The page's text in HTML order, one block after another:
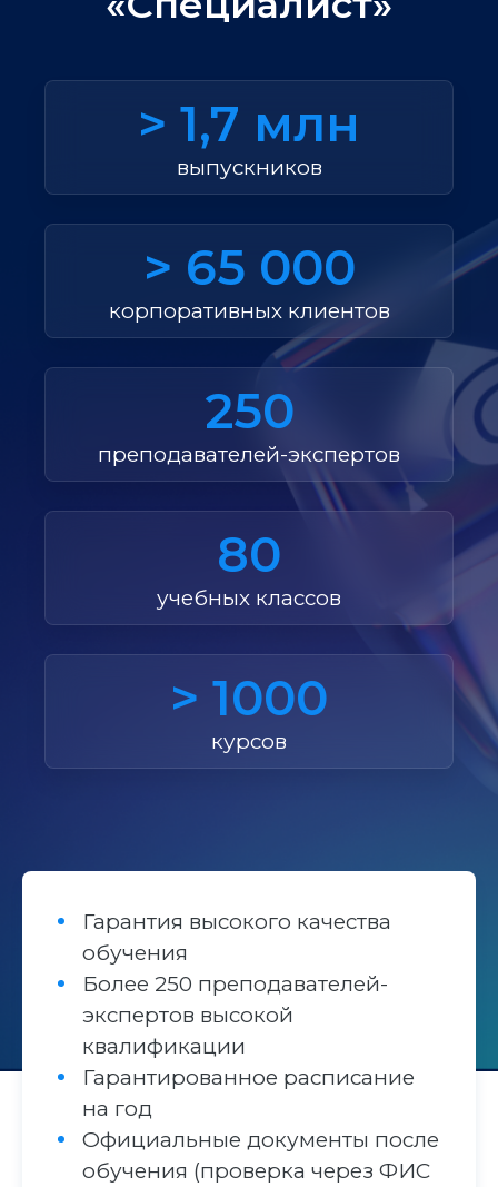
> 1,7 млн
выпускников
> 65 000
корпоративных клиентов
250
преподавателей-экспертов
80
учебных классов
> 1000
курсов
Гарантия высокого качества
обучения
Более 250 преподавателей-
экспертов высокой
квалификации
Гарантированное расписание
на год
Официальные документы после
обучения (проверка через ФИС